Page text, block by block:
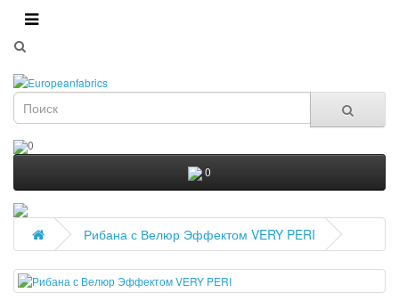
0
0
Рибана с Велюр Эффектом VERY PERI